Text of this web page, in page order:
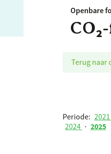
Openbare
Terug naar
Periode: 2021
2024 · 2025